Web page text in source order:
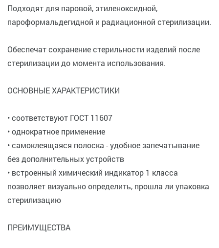
Подходят для паровой, этиленоксидной,
пароформальдегидной и радиационной стерилизации.
Обеспечат сохранение стерильности изделий после
стерилизации до момента использования.
ОСНОВНЫЕ ХАРАКТЕРИСТИКИ
• соответствуют ГОСТ 11607
• однократное применение
• самоклеящаяся полоска - удобное запечатывание
без дополнительных устройств
• встроенный химический индикатор 1 класса
позволяет визуально определить, прошла ли упаковка
стерилизацию
ПРЕИМУЩЕСТВА